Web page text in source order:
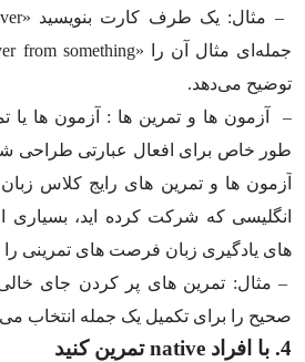
– مثال: یک طرف کارت بنویسید «
جمله‌ای مثال آن را «from something
توضیح می‌دهد.
– آزمون ها و تمرین ها : آزمون ها یا
طور خاص برای افعال عبارتی طراحی شده
آزمون ها و تمرین های رایج کلاس
انگلیسی که شرکت کرده اید، بسیاری
های یادگیری زبان فرصت های تمرینی را
– مثال: تمرین های پر کردن جای
صحیح را برای تکمیل یک جمله انتخاب می
4. با افراد nativeتمرین کنید